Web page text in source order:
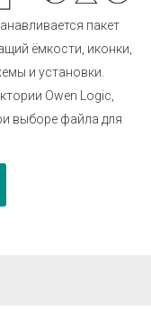
пакет
ёмкости, иконки,
и установки.
Owen Logic,
выборе файла для